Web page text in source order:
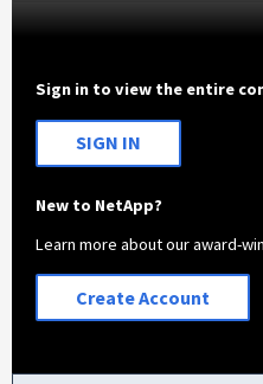
Sign in to view the entire
SIGN IN
New to NetApp?
Learn more about our award-
Create Account